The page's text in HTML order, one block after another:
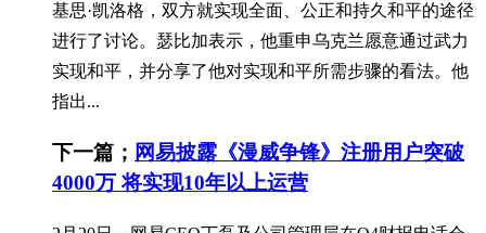
基思·凯洛格，双方就实现全面、公正和持久和平的途径
进行了讨论。瑟比加表示，他重申乌克兰愿意通过武力
实现和平，并分享了他对实现和平所需步骤的看法。他
指出...
下一篇； 网易披露《漫威争锋》注册用户突破
4000万 将实现10年以上运营